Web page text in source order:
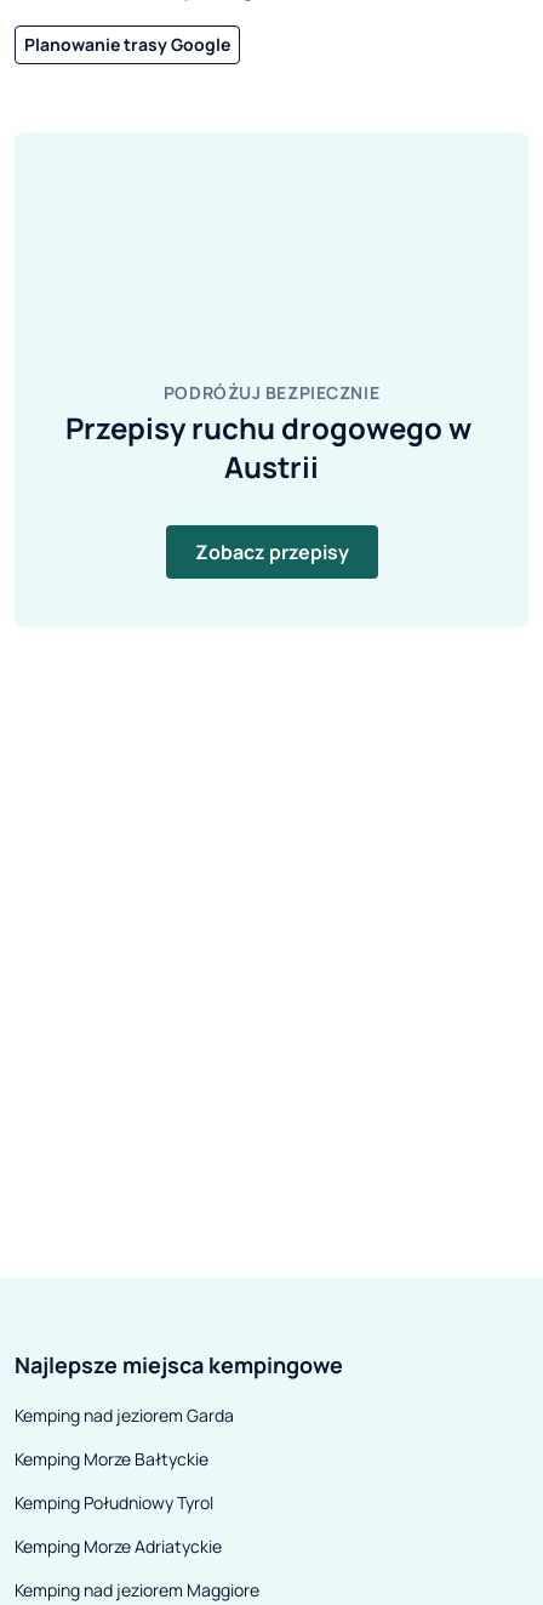
Planowanie trasy Google
PODRÓŻUJ BEZPIECZNIE
Przepisy ruchu drogowego w
Austrii
Zobacz przepisy
Najlepsze miejsca kempingowe
Kemping nad jeziorem Garda
Kemping Morze Bałtyckie
Kemping Południowy Tyrol
Kemping Morze Adriatyckie
Kemping nad jeziorem Maggiore